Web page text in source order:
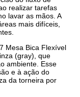
realizar tarefas
lavar as mãos. A
mais difíceis,
Mesa Bica Flexível
(gray), que
ambiente. Esse
e à ação do
da torneira por